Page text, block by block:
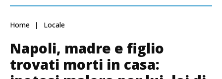
Home Locale
Napoli, madre e figlio
trovati morti in casa: